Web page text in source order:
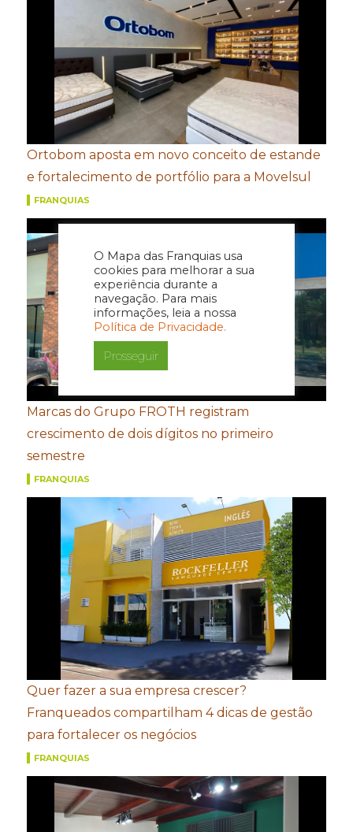
O Mapa das Franquias usa
cookies para melhorar a sua
experiência durante a
navegação. Para mais
informações, leia a nossa
Política de Privacidade.
Prosseguir
Ortobom aposta em novo conceito de estande
e fortalecimento de portfólio para a Movelsul
FRANQUIAS
Marcas do Grupo FROTH registram
crescimento de dois dígitos no primeiro
semestre
FRANQUIAS
Quer fazer a sua empresa crescer?
Franqueados compartilham 4 dicas de gestão
para fortalecer os negócios
FRANQUIAS